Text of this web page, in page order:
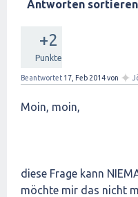
Antworten sortieren
+2
Punkte
Beantwortet 17, Feb 2014von ✦
Moin, moin,
diese Frage kann
möchte mir das nicht